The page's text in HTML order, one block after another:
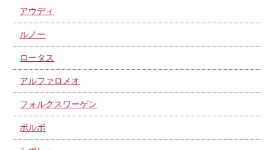
アウディ
ルノー
ロータス
アルファロメオ
フォルクスワーゲン
ボルボ